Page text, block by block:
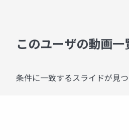
このユーザの動画一
条件に一致するスライドが見つ